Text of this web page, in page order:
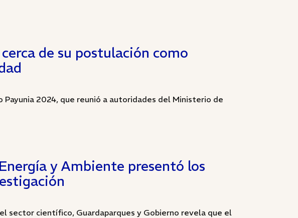
de su postulación como
2024, que reunió a autoridades del Ministerio de
y Ambiente presentó los
sector científico, Guardaparques y Gobierno revela que el